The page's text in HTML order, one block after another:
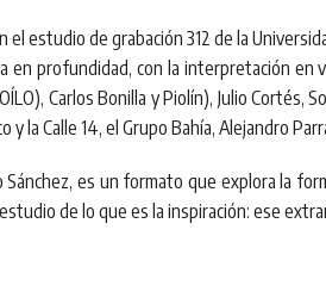
estudio de grabación 312 de la
en profundidad, con la interpretación en
Carlos Bonilla y Piolín), Julio Cortés,
y la Calle 14, el Grupo Bahía, Alejandro
Sánchez, es un formato que explora la
de lo que es la inspiración: ese